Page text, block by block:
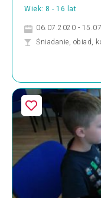
Wiek: 8 - 16 lat
06.07.2020 -
Śniadanie, obiad,